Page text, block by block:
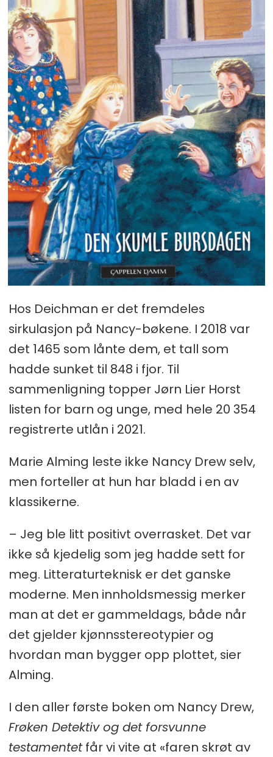
Hos Deichman er det fremdeles
sirkulasjon på Nancy-bøkene. I 2018 var
det 1465 som lånte dem, et tall som
hadde sunket til 848 i fjor. Til
sammenligning topper Jørn Lier Horst
listen for barn og unge, med hele 20 354
registrerte utlån i 2021.
Marie Alming leste ikke Nancy Drew selv,
men forteller at hun har bladd i en av
klassikerne.
– Jeg ble litt positivt overrasket. Det var
ikke så kjedelig som jeg hadde sett for
meg. Litteraturteknisk er det ganske
moderne. Men innholdsmessig merker
man at det er gammeldags, både når
det gjelder kjønnsstereotypier og
hvordan man bygger opp plottet, sier
Alming.
I den aller første boken om Nancy Drew,
Frøken Detektiv og det forsvunne
testamentetfår vi vite at «faren skrøt av